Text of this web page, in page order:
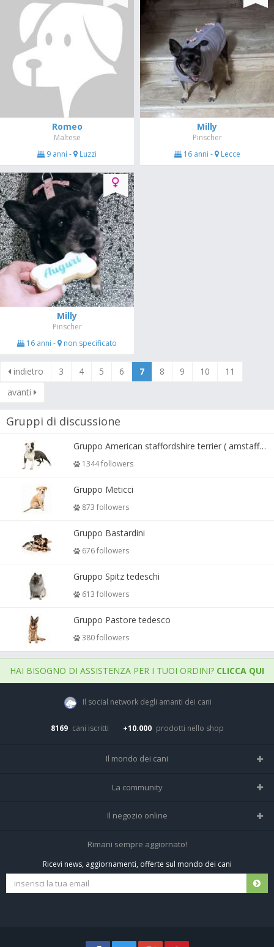
Romeo
Maltese
9 anni -
Luzzi
Milly
Pinscher
16 anni - Lecce
Milly
Pinscher
16 anni -
non specificato
indietro 3 4 5 6 7 8 9 10
11
avanti
Gruppi di discussione
Gruppo American staffordshire terrier ( amstaff, amastaff )
1344 followers
Gruppo Meticci
873 followers
Gruppo Bastardini
676 followers
Gruppo Spitz tedeschi
613 followers
Gruppo Pastore tedesco
380 followers
HAI BISOGNO DI ASSISTENZA PER I TUOI ORDINI? CLICCA QUI
Il social network degli amanti dei cani
8169 cani iscritti +10.000 prodotti nello shop
Il mondo dei cani
Tutte le razze
La community
Home
Tutti i cani iscritti
Il negozio online
Negozio per cani
Spedizioni e resi
Rimani sempre aggiornato!
Ricevi news, aggiornamenti, offerte sul mondo dei cani